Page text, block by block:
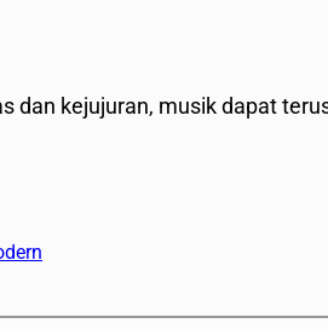
dan kejujuran, musik dapat